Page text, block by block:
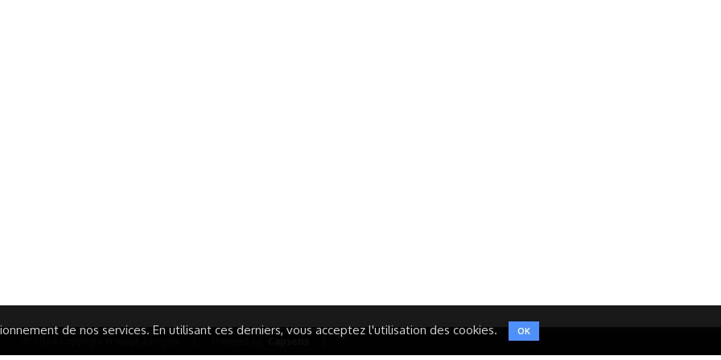
de nos services. En utilisant ces derniers, vous acceptez l'utilisation des cookies. OK